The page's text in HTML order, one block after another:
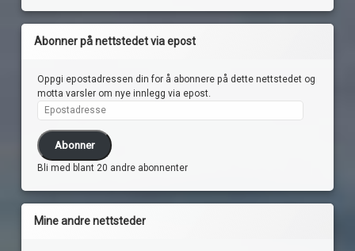
Abonner på nettstedet via epost
Oppgi epostadressen din for å abonnere på dette nettstedet og
motta varsler om nye innlegg via epost.
Epostadresse
Abonner
Bli med blant 20 andre abonnenter
Mine andre nettsteder